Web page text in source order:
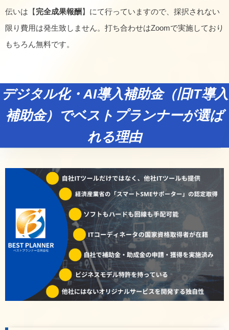
伝いは【完全成果報酬 】にて行っていますので、採択されない
限り費用は発生致しません。打ち合わせはZoomで実施しており
もちろん無料です。
デジタル化・AI導入補助金（旧IT導入
補助金）でベストプランナーが選ば
れる理由